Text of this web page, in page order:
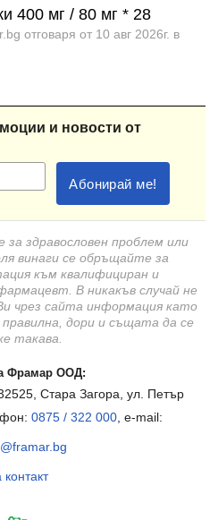
400 мг / 80 мг * 28
отговаря от 10 авг 2026г. в
и новости от
за здравословен проблем или
винаги се обръщайте за
към квалифициран и
В никакъв случай не
чрез сайта информация като
дори и същата да се
такава.
Фрамар ООД:
Стара Загора, ул. Петър
0875 / 322 000, e-mail:
контакт